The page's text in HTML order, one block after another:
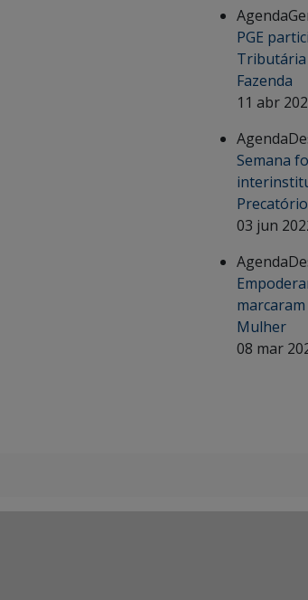
Agenda
PGE
Tributária
Fazenda
11 abr
Agenda
Semana
Precatório
03 jun
Agenda
Mulher
08 mar